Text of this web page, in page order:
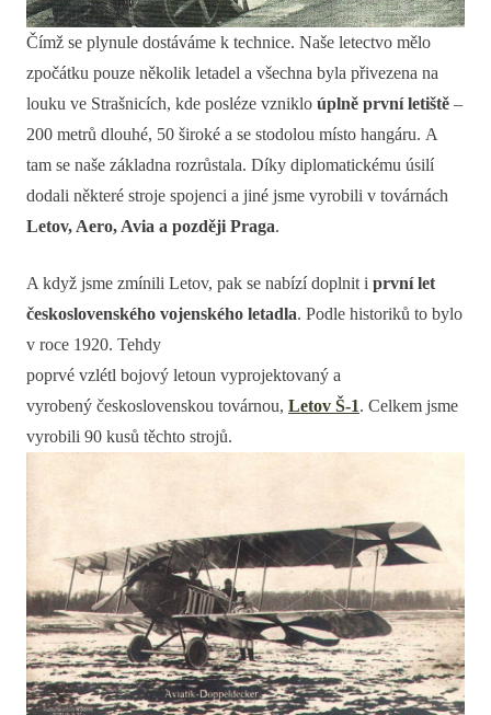
Čímž se plynule dostáváme k technice. Naše letectvo mělo
zpočátku pouze několik letadel a všechna byla přivezena na
louku ve Strašnicích, kde posléze vzniklo úplně první letiště –
200 metrů dlouhé, 50 široké a se stodolou místo hangáru. A
tam se naše základna rozrůstala. Díky diplomatickému úsilí
dodali některé stroje spojenci a jiné jsme vyrobili v továrnách
Letov, Aero, Avia a později Praga.
A když jsme zmínili Letov, pak se nabízí doplnit i první let
československého vojenského letadla. Podle historiků to bylo
v roce 1920. Tehdy
poprvé vzlétl bojový letoun vyprojektovaný a
vyrobený československou továrnou, Letov Š-1. Celkem jsme
vyrobili 90 kusů těchto strojů.